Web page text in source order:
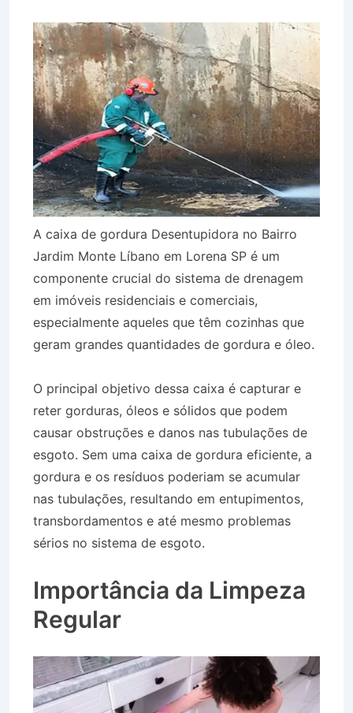
A caixa de gordura Desentupidora no Bairro
Jardim Monte Líbano em Lorena SP é um
componente crucial do sistema de drenagem
em imóveis residenciais e comerciais,
especialmente aqueles que têm cozinhas que
geram grandes quantidades de gordura e óleo.
O principal objetivo dessa caixa é capturar e
reter gorduras, óleos e sólidos que podem
causar obstruções e danos nas tubulações de
esgoto. Sem uma caixa de gordura eficiente, a
gordura e os resíduos poderiam se acumular
nas tubulações, resultando em entupimentos,
transbordamentos e até mesmo problemas
sérios no sistema de esgoto.
Importância da Limpeza
Regular